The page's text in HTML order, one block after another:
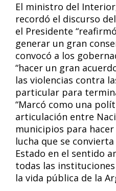
El ministro del
recordó el discurso
el Presidente
generar un gran
convocó a los
“hacer un gran
las violencias contra
particular para
“Marcó como una
articulación entre
municipios para
lucha que se
Estado en el sentido
todas las
la vida pública de la